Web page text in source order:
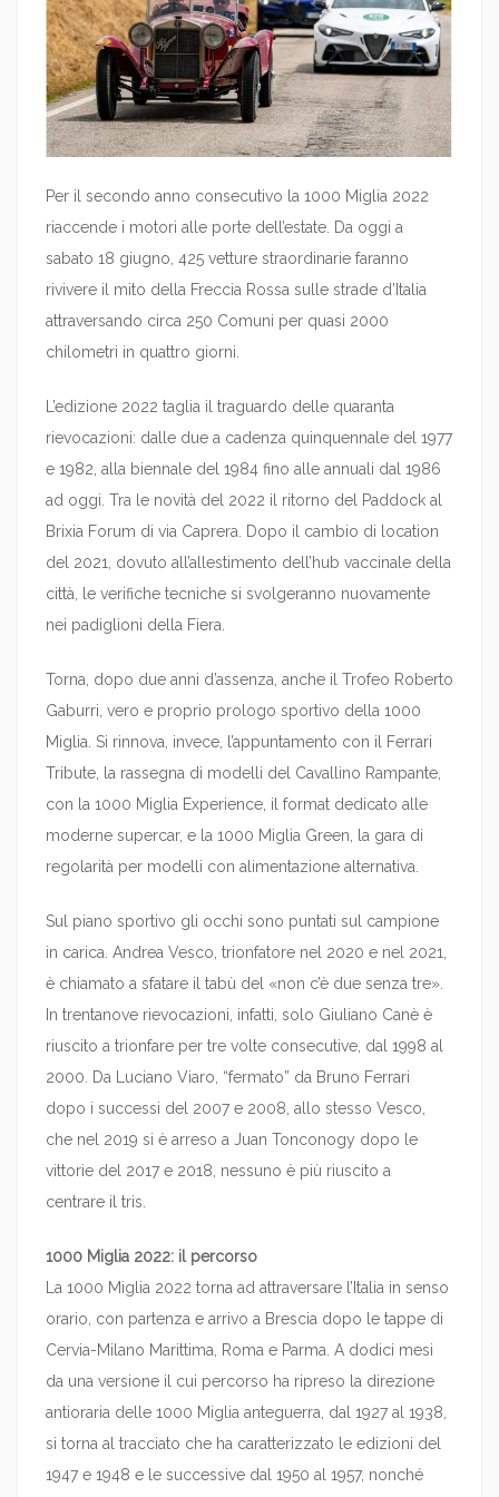
Per il secondo anno consecutivo la 1000 Miglia 2022
riaccende i motori alle porte dell’estate. Da oggi a
sabato 18 giugno, 425 vetture straordinarie faranno
rivivere il mito della Freccia Rossa sulle strade d’Italia
attraversando circa 250 Comuni per quasi 2000
chilometri in quattro giorni.
L’edizione 2022 taglia il traguardo delle quaranta
rievocazioni: dalle due a cadenza quinquennale del 1977
e 1982, alla biennale del 1984 fino alle annuali dal 1986
ad oggi. Tra le novità del 2022 il ritorno del Paddock al
Brixia Forum di via Caprera. Dopo il cambio di location
del 2021, dovuto all’allestimento dell’hub vaccinale della
città, le verifiche tecniche si svolgeranno nuovamente
nei padiglioni della Fiera.
Torna, dopo due anni d’assenza, anche il Trofeo Roberto
Gaburri, vero e proprio prologo sportivo della 1000
Miglia. Si rinnova, invece, l’appuntamento con il Ferrari
Tribute, la rassegna di modelli del Cavallino Rampante,
con la 1000 Miglia Experience, il format dedicato alle
moderne supercar, e la 1000 Miglia Green, la gara di
regolarità per modelli con alimentazione alternativa.
Sul piano sportivo gli occhi sono puntati sul campione
in carica. Andrea Vesco, trionfatore nel 2020 e nel 2021,
è chiamato a sfatare il tabù del «non c’è due senza tre».
In trentanove rievocazioni, infatti, solo Giuliano Canè è
riuscito a trionfare per tre volte consecutive, dal 1998 al
2000. Da Luciano Viaro, “fermato” da Bruno Ferrari
dopo i successi del 2007 e 2008, allo stesso Vesco,
che nel 2019 si è arreso a Juan Tonconogy dopo le
vittorie del 2017 e 2018, nessuno è più riuscito a
centrare il tris.
1000 Miglia 2022: il percorso
La 1000 Miglia 2022 torna ad attraversare l’Italia in senso
orario, con partenza e arrivo a Brescia dopo le tappe di
Cervia-Milano Marittima, Roma e Parma. A dodici mesi
da una versione il cui percorso ha ripreso la direzione
antioraria delle 1000 Miglia anteguerra, dal 1927 al 1938,
si torna al tracciato che ha caratterizzato le edizioni del
1947 e 1948 e le successive dal 1950 al 1957, nonché